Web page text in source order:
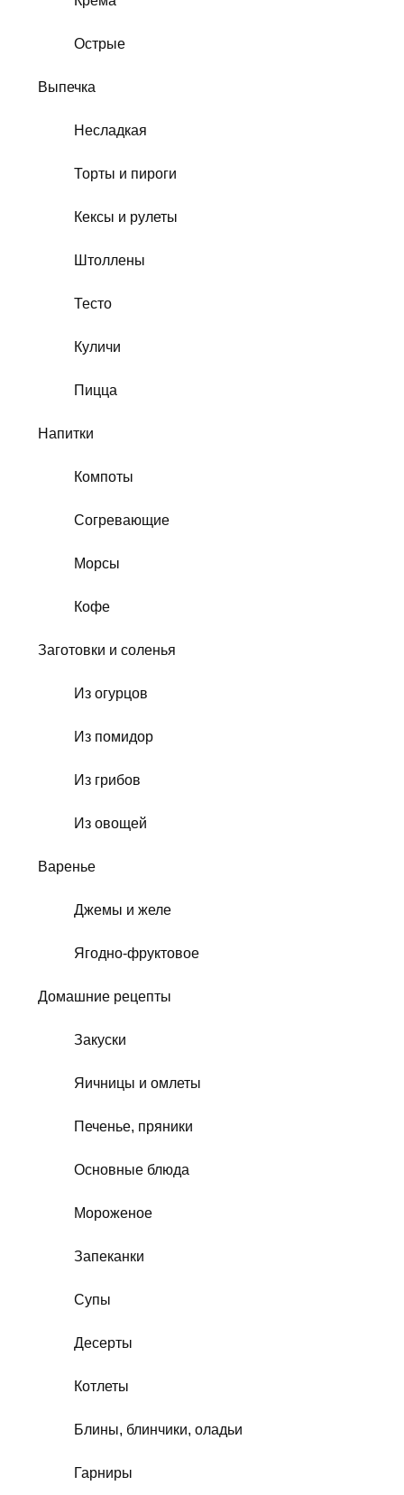
Острые
Выпечка
Несладкая
Торты и пироги
Кексы и рулеты
Штоллены
Тесто
Куличи
Пицца
Напитки
Компоты
Согревающие
Морсы
Кофе
Заготовки и соленья
Из огурцов
Из помидор
Из грибов
Из овощей
Варенье
Джемы и желе
Ягодно-фруктовое
Домашние рецепты
Закуски
Яичницы и омлеты
Печенье, пряники
Основные блюда
Мороженое
Запеканки
Супы
Десерты
Котлеты
Блины, блинчики, оладьи
Гарниры